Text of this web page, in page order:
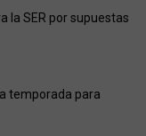
la SER por supuestas
temporada para